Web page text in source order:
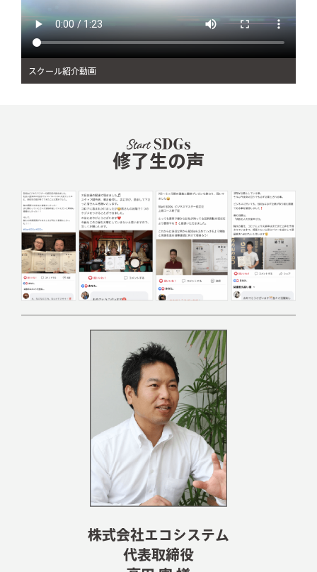
スクール紹介動画
修了生の声
株式会社エコシステム
代表取締役